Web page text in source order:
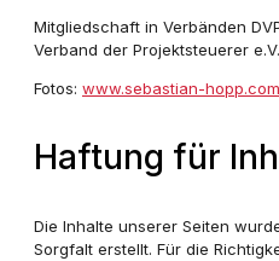
Mitgliedschaft in Verbänden
Verband der Projektsteuerer e.V.
Fotos: www.sebastian-hopp.com
Haftung für
Die Inhalte unserer Seiten
Sorgfalt erstellt. Für die